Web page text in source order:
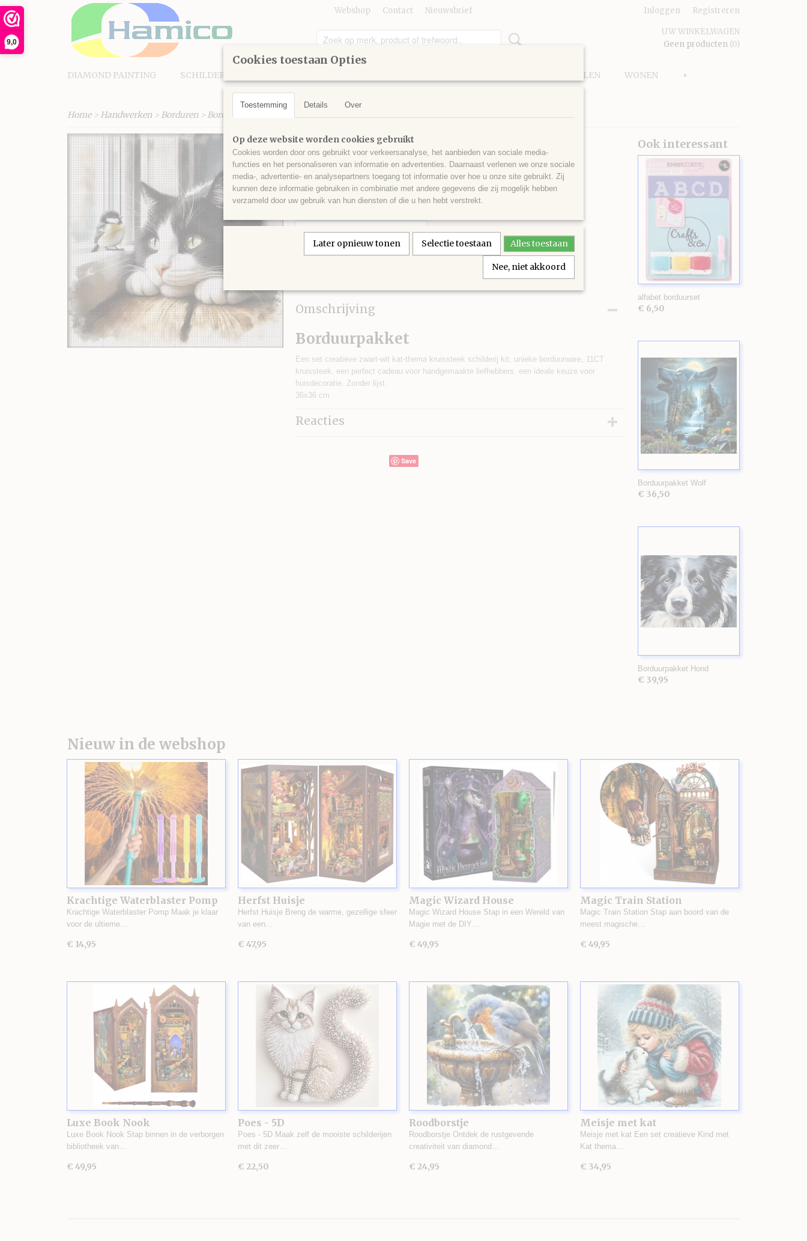
9,0
Webshop Contact Nieuwsbrief Inloggen Registreren
UW WINKELWAGEN
Geen producten (0)
DIAMOND PAINTING SCHILDEREN OP NUMMER PUZZELEN WONEN +
Home> Handwerken > Borduren > Borduurpakketten Borduurpakket
Borduurpakket
€ 37,50 (inclusief btw 21%)
✘Niet op voorraad
Omschrijving
Borduurpakket
Een set creatieve zwart-wit kat-thema kruissteek schilderij kit, unieke borduurware, 11CT
kruissteek, een perfect cadeau voor handgemaakte liefhebbers. een ideale keuze voor
huisdecoratie. Zonder lijst.
36x36 cm
Reacties
Save
Ook interessant
alfabet borduurset
€ 6,50
Borduurpakket Wolf
€ 36,50
Borduurpakket Hond
€ 39,95
Nieuw in de webshop
Krachtige Waterblaster Pomp
Krachtige Waterblaster Pomp Maak je klaar
voor de ultieme…
€ 14,95
Herfst Huisje
Herfst Huisje Breng de warme, gezellige sfeer
van een…
€ 47,95
Magic Wizard House
Magic Wizard House Stap in een Wereld van
Magie met de DIY…
€ 49,95
Magic Train Station
Magic Train Station Stap aan boord van de
meest magische…
€ 49,95
Luxe Book Nook
Luxe Book Nook Stap binnen in de verborgen
bibliotheek van…
€ 49,95
Poes - 5D
Poes - 5D Maak zelf de mooiste schilderijen
met dit zeer…
€ 22,50
Roodborstje
Roodborstje Ontdek de rustgevende
creativiteit van diamond…
€ 24,95
Meisje met kat
Meisje met kat Een set creatieve Kind met
Kat thema…
€ 34,95
Cookies toestaan Opties
Toestemming Details Over
Op deze website worden cookies gebruikt
Cookies worden door ons gebruikt voor verkeersanalyse, het aanbieden van sociale media-
functies en het personaliseren van informatie en advertenties. Daarnaast verlenen we onze sociale
media-, advertentie- en analysepartners toegang tot informatie over hoe u onze site gebruikt. Zij
kunnen deze informatie gebruiken in combinatie met andere gegevens die zij mogelijk hebben
verzameld door uw gebruik van hun diensten of die u hen hebt verstrekt.
Later opnieuw tonen Selectie toestaan Alles toestaan
Nee, niet akkoord